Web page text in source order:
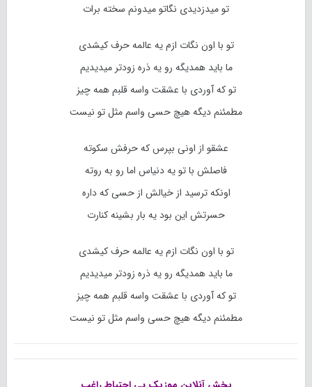
تو میدزدیدی نگاتو میدونم سخته برات
تو با اون نگات ازم یه عالمه حرف کیشدی
ما باید همدیگه رو یه ذره زودتر میدیدیم
تو که آوردی با عشقت واسه قلبم همه چیز
مطمئنم دیگه هیچ حسی واسم مثل تو نیست
عشقو از اونی بپرس که حرفش سکوته
فاصلش با تو یه دنیاس اما رو به روته
اونکه ترسید از خیالش از حسی که داره
حسرتش این بود یه بار بشینه کنارت
تو با اون نگات ازم یه عالمه حرف کیشدی
ما باید همدیگه رو یه ذره زودتر میدیدیم
تو که آوردی با عشقت واسه قلبم همه چیز
مطمئنم دیگه هیچ حسی واسم مثل تو نیست